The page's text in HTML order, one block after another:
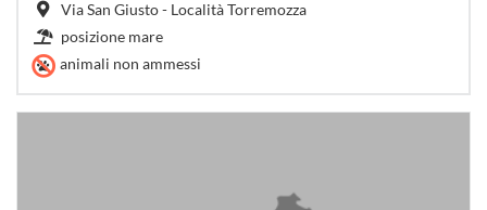
Via San Giusto - Località Torremozza
posizione mare
animali non ammessi